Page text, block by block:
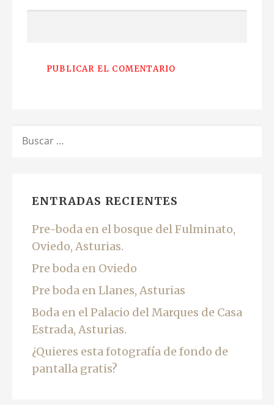
ENTRADAS RECIENTES
Pre-boda en el bosque del Fulminato,
Oviedo, Asturias.
Pre boda en Oviedo
Pre boda en Llanes, Asturias
Boda en el Palacio del Marques de Casa
Estrada, Asturias.
¿Quieres esta fotografía de fondo de
pantalla gratis?